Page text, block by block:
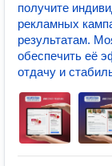
получите
рекламных
результатам.
обеспечить её
отдачу и